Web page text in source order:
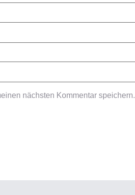
nächsten Kommentar speichern.